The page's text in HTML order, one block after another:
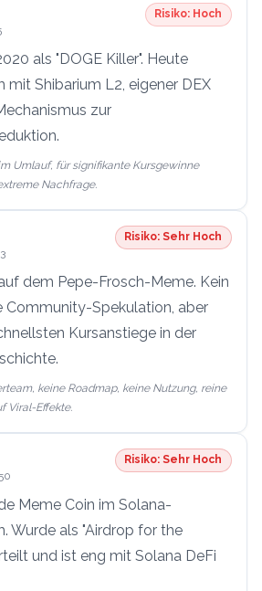
Risiko: Hoch
als "DOGE Killer". Heute
mit Shibarium L2, eigener DEX
zur
Umlauf, für signifikante Kursgewinne
Nachfrage.
Risiko:Sehr Hoch
dem Pepe-Frosch-Meme. Kein
Community-Spekulation, aber
Kursanstiege in der
keine Roadmap, keine Nutzung, reine
Viral-Effekte.
Risiko:Sehr Hoch
Meme Coin im Solana-
Wurde als "Airdrop for the
und ist eng mit Solana DeFi